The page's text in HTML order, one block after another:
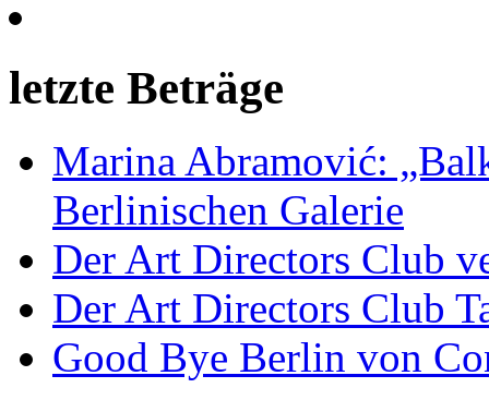
letzte Beträge
Marina Abramović:
Berlinischen Galerie
Der Art Directors Club
Der Art Directors Club
Good Bye Berlin von